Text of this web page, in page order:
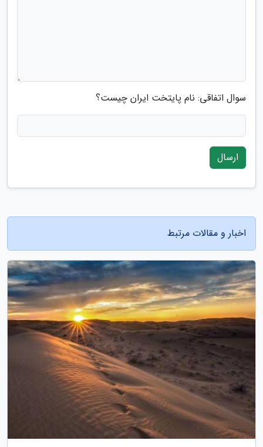
سوال اتفاقی: نام پایتخت ایران چیست؟
ارسال
اخبار و مقالات مرتبط